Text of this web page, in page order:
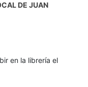
DE JUAN
en la librería el